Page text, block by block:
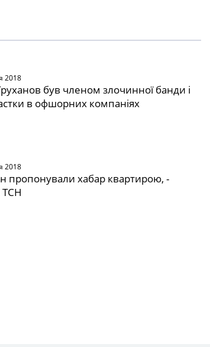
2018
був членом злочинної банди і
в офшорних компаніях
2018
пропонували хабар квартирою, -
ТСН